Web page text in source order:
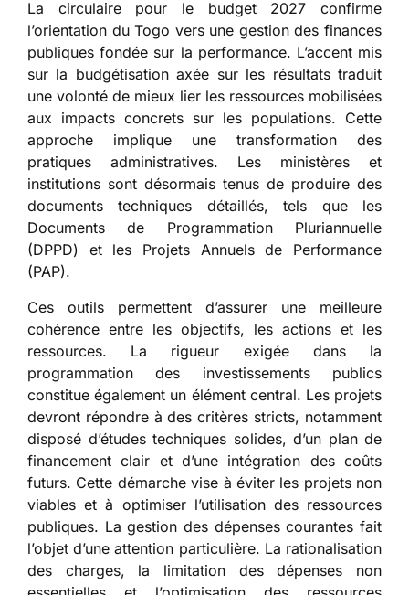
La circulaire pour le budget 2027 confirme
l’orientation du Togo vers une gestion des finances
publiques fondée sur la performance. L’accent mis
sur la budgétisation axée sur les résultats traduit
une volonté de mieux lier les ressources mobilisées
aux impacts concrets sur les populations. Cette
approche implique une transformation des
pratiques administratives. Les ministères et
institutions sont désormais tenus de produire des
documents techniques détaillés, tels que les
Documents de Programmation Pluriannuelle
(DPPD) et les Projets Annuels de Performance
(PAP).
Ces outils permettent d’assurer une meilleure
cohérence entre les objectifs, les actions et les
ressources. La rigueur exigée dans la
programmation des investissements publics
constitue également un élément central. Les projets
devront répondre à des critères stricts, notamment
disposé d’études techniques solides, d’un plan de
financement clair et d’une intégration des coûts
futurs. Cette démarche vise à éviter les projets non
viables et à optimiser l’utilisation des ressources
publiques. La gestion des dépenses courantes fait
l’objet d’une attention particulière. La rationalisation
des charges, la limitation des dépenses non